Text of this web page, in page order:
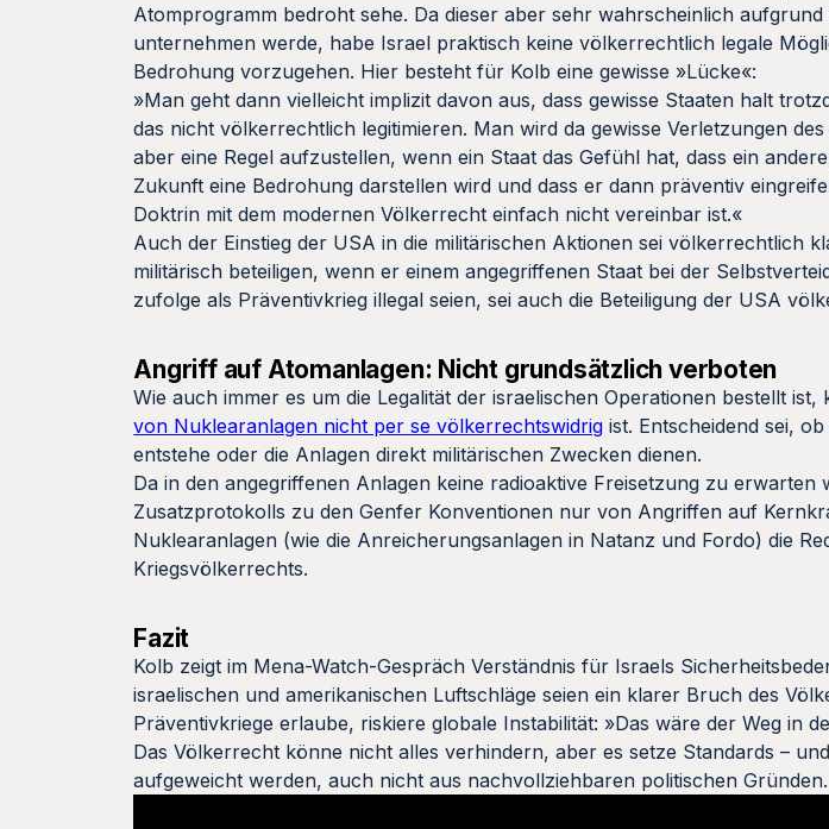
Atomprogramm bedroht sehe. Da dieser aber sehr wahrscheinlich
unternehmen werde, habe Israel praktisch keine völkerrechtlich legale
Bedrohung vorzugehen. Hier besteht für Kolb eine gewisse »Lücke«:
»Man geht dann vielleicht implizit davon aus, dass gewisse Staaten halt
das nicht völkerrechtlich legitimieren. Man wird da gewisse Verletzungen
aber eine Regel aufzustellen, wenn ein Staat das Gefühl hat, dass ein
Zukunft eine Bedrohung darstellen wird und dass er dann präventiv
Doktrin mit dem modernen Völkerrecht einfach nicht vereinbar ist.«
Auch der Einstieg der USA in die militärischen Aktionen sei völkerrechtlich
militärisch beteiligen, wenn er einem angegriffenen Staat bei der
zufolge als Präventivkrieg illegal seien, sei auch die Beteiligung der USA
Angriff auf Atomanlagen: Nicht grundsätzlich verboten
Wie auch immer es um die Legalität der israelischen Operationen bestellt ist,
von Nuklearanlagen nicht per se völkerrechtswidrig ist. Entscheidend sei,
entstehe oder die Anlagen direkt militärischen Zwecken dienen.
Da in den angegriffenen Anlagen keine radioaktive Freisetzung zu erwarten
Zusatzprotokolls zu den Genfer Konventionen nur von Angriffen auf
Nuklearanlagen (wie die Anreicherungsanlagen in Natanz und Fordo) die
Kriegsvölkerrechts.
Fazit
Kolb zeigt im Mena-Watch-Gespräch Verständnis für Israels
israelischen und amerikanischen Luftschläge seien ein klarer Bruch des
Präventivkriege erlaube, riskiere globale Instabilität: »Das wäre der Weg in
Das Völkerrecht könne nicht alles verhindern, aber es setze Standards –
aufgeweicht werden, auch nicht aus nachvollziehbaren politischen Gründen.